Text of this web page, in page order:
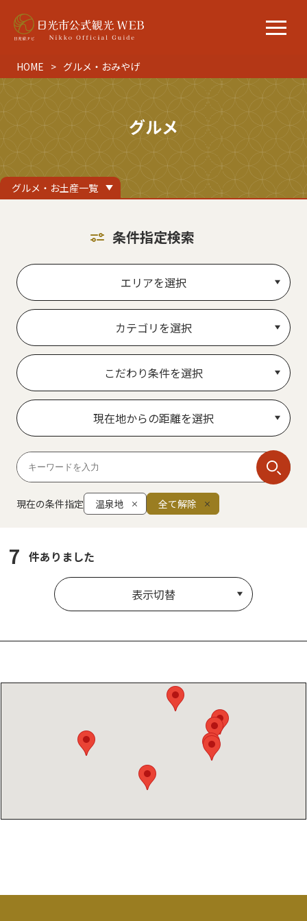
HOME グルメ・おみやげ
グルメ
グルメ・お土産一覧
条件指定検索
エリアを選択
カテゴリを選択
こだわり条件を選択
現在地からの距離を選択
現在の条件指定 温泉地 全て解除
7 件ありました
表示切替